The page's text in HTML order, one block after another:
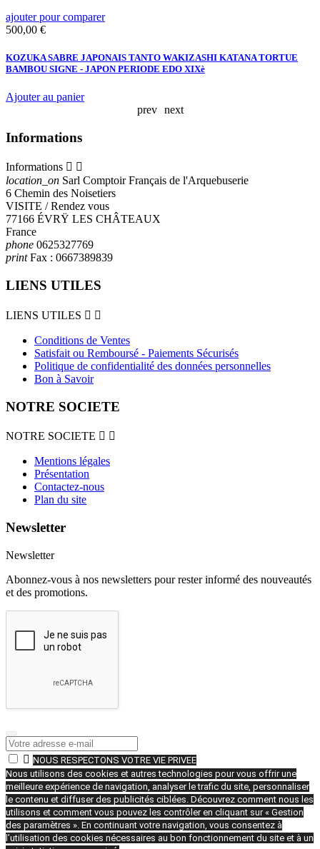
ajouter pour comparer
Prix
500,00 €
KOZUKA SABRE JAPONAIS TANTO WAKIZASHI KATANA TORTUE
BAMBOU SIGNE - JAPON PERIODE EDO XIXè
Ajouter au panier
prev
next
Informations
Informations  
location_on Sarl Comptoir Français de l'Arquebuserie
6 Chemin des Noisetiers
VISITE / Rendez vous
77166 ÉVRŸ LES CHÂTEAUX
France
phone 0625327769
printFax : 0667389839
LIENS UTILES
LIENS UTILES  
Conditions de Ventes
Satisfait ou Remboursé - Paiements Sécurisés
Politique de confidentialité des données personnelles
Bon à Savoir
NOTRE SOCIETE
NOTRE SOCIETE  
Mentions légales
Présentation
Contactez-nous
Plan du site
Newsletter
Newsletter
Abonnez-vous à nos newsletters pour rester informé des nouveautés
et des promotions.
 NOUS RESPECTONS VOTRE VIE PRIVEE
Nous utilisons des cookies et autres technologies pour vous offrir une
meilleure expérience de navigation, analyser le trafic du site, personnaliser
le contenu et diffuser des publicités ciblées. Découvrez comment nous les
utilisons et comment vous pouvez les contrôler en cliquant sur « Gestion
des paramètres ». En continuant votre navigation, vous consentez à
l’utilisation des cookies nécessaires au bon fonctionnement du site et à un